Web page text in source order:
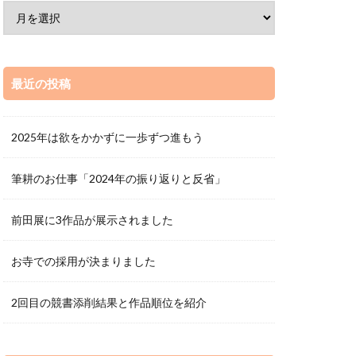
最近の投稿
2025年は欲をかかずに一歩ずつ進もう
筆耕のお仕事「2024年の振り返りと反省」
前田展に3作品が展示されました
お寺での採用が決まりました
2回目の競書添削結果と作品順位を紹介